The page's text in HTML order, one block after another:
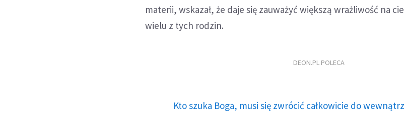
materii, wskazał, że daje się zauważyć większą wrażliwość na
wielu z tych rodzin.
DEON.PL POLECA
Kto szuka Boga, musi się zwrócić całkowicie do